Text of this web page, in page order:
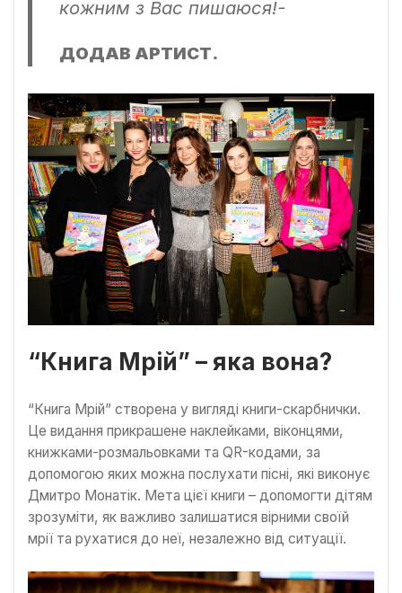
кожним з Вас пишаюся!-
ДОДАВ АРТИСТ.
“Книга Мрій” – яка вона?
“Книга Мрій” створена у вигляді книги-скарбнички.
Це видання прикрашене наклейками, віконцями,
книжками-розмальовками та QR-кодами, за
допомогою яких можна послухати пісні, які виконує
Дмитро Монатік. Мета цієї книги – допомогти дітям
зрозуміти, як важливо залишатися вірними своїй
мрії та рухатися до неї, незалежно від ситуації.